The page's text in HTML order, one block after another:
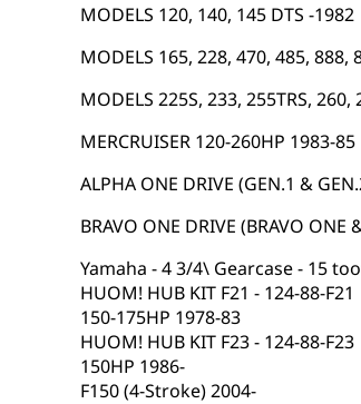
MODELS 120, 140, 145 DTS -1982
MODELS 165, 228, 470, 485, 888,
MODELS 225S, 233, 255TRS, 260,
MERCRUISER 120-260HP 1983-85
ALPHA ONE DRIVE (GEN.1 &
BRAVO ONE DRIVE (BRAVO ONE
Yamaha - 4 3/4\ Gearcase - 15
HUOM! HUB KIT F21 - 124-88-F21
150-175HP 1978-83
HUOM! HUB KIT F23 - 124-88-F23
150HP 1986-
F150 (4-Stroke) 2004-